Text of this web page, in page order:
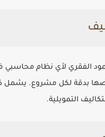
الفقري لأي نظام محاسبي
بدقة لكل مشروع. يشمل
التمويلية.